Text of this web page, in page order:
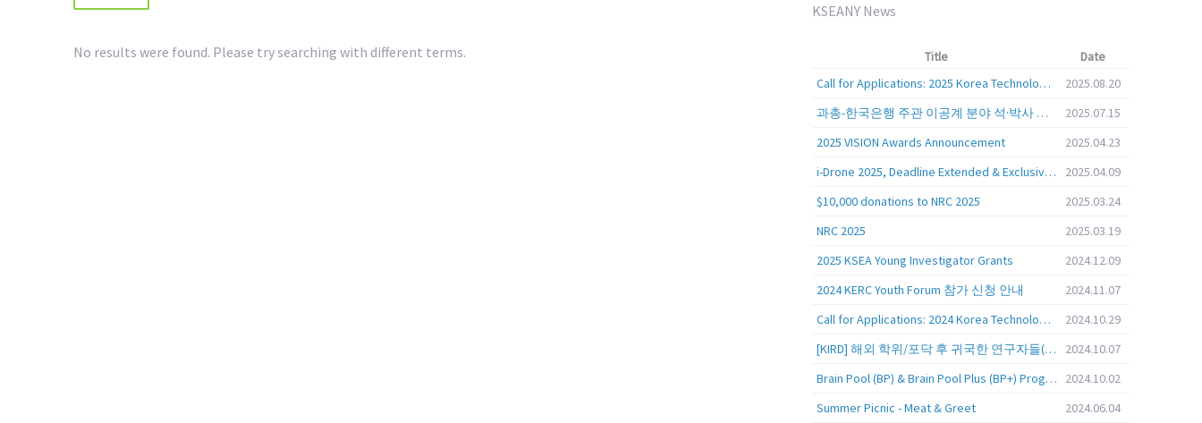
No results were found. Please try searching with different terms.
KSEANY News
Title
Date
Call for Applications: 2025 Korea Technology Advisory Group (K-TAG)
2025.08.20
과총-한국은행 주관 이공계 분야 석·박사 학위자 대상 서베이
2025.07.15
2025 VISION Awards Announcement
2025.04.23
i-Drone 2025, Deadline Extended & Exclusive Opportunity to Travel to Korea!
2025.04.09
$10,000 donations to NRC 2025
2025.03.24
NRC 2025
2025.03.19
2025 KSEA Young Investigator Grants
2024.12.09
2024 KERC Youth Forum 참가 신청 안내
2024.11.07
Call for Applications: 2024 Korea Technology Advisory Group (K-TAG)
2024.10.29
[KIRD] 해외 학위/포닥 후 귀국한 연구자들(학교, 출연(연), 기업)의 경력개발 경험 공유 줌 세미나 안내
2024.10.07
Brain Pool (BP) & Brain Pool Plus (BP+) Programs
2024.10.02
Summer Picnic - Meat & Greet
2024.06.04